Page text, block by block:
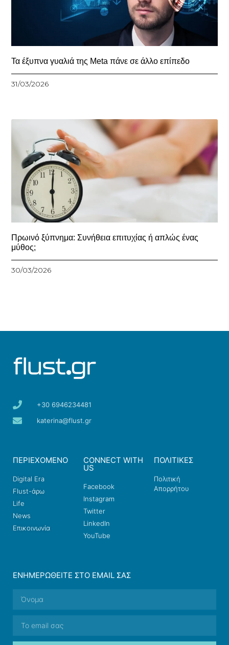
Τα έξυπνα γυαλιά της Meta πάνε σε άλλο επίπεδο
31/03/2026
Πρωινό ξύπνημα: Συνήθεια επιτυχίας ή απλώς ένας
μύθος;
30/03/2026
+30 6946234481
katerina@flust.gr
ΠΕΡΙΕΧΟΜΕΝΟ
Digital Era
Flust-άρω
Life
News
Επικοινωνία
CONNECT WITH
US
Facebook
Instagram
Twitter
LinkedIn
YouTube
ΠΟΛΙΤΙΚΕΣ
Πολιτική
Απορρήτου
ΕΝΗΜΕΡΩΘΕΊΤΕ ΣΤΟ EMAIL ΣΑΣ